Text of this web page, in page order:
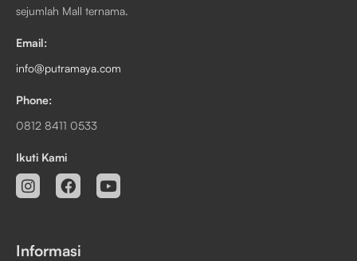
sejumlah Mall ternama.
Email:
info@putramaya.com
Phone:
0812 8411 0533
Ikuti Kami
Informasi